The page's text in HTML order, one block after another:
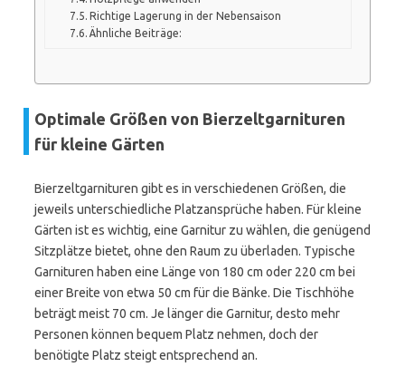
Richtige Lagerung in der Nebensaison
Ähnliche Beiträge:
Optimale Größen von Bierzeltgarnituren
für kleine Gärten
Bierzeltgarnituren gibt es in verschiedenen Größen, die
jeweils unterschiedliche Platzansprüche haben. Für kleine
Gärten ist es wichtig, eine Garnitur zu wählen, die genügend
Sitzplätze bietet, ohne den Raum zu überladen. Typische
Garnituren haben eine Länge von 180 cm oder 220 cm bei
einer Breite von etwa 50 cm für die Bänke. Die Tischhöhe
beträgt meist 70 cm. Je länger die Garnitur, desto mehr
Personen können bequem Platz nehmen, doch der
benötigte Platz steigt entsprechend an.